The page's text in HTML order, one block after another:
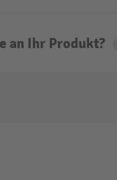
an Ihr Produkt?